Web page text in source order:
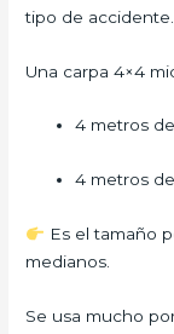
tipo de accidente.
Una carpa 4×4
4 metros
4 metros
Es el tamaño
medianos.
Se usa mucho